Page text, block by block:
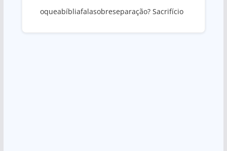
oqueabíbliafalasobreseparação? Sacrifício